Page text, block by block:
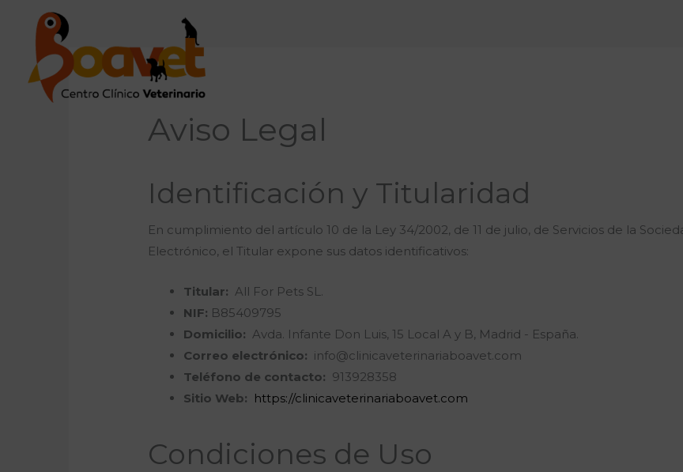
Aviso Legal
Identificación y Titularidad
En cumplimiento del artículo 10 de la Ley 34/2002, de 11 de julio, de Servicios de la
Electrónico, el Titular expone sus datos identificativos:
Titular: All For Pets SL.
NIF: B85409795
Domicilio: Avda. Infante Don Luis, 15 Local A y B, Madrid - España.
Correo electrónico: info@clinicaveterinariaboavet.com
Teléfono de contacto: 913928358
Sitio Web: https://clinicaveterinariaboavet.com
Condiciones de Uso